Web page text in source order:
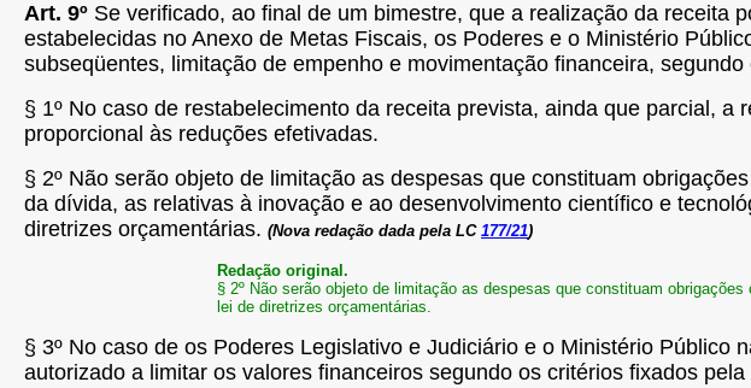
Art. 9º Se verificado, ao final de um bimestre, que a realização da receita
estabelecidas no Anexo de Metas Fiscais, os Poderes e o Ministério
subseqüentes, limitação de empenho e movimentação financeira,
§ 1º No caso de restabelecimento da receita prevista, ainda que parcial,
proporcional às reduções efetivadas.
§ 2º Não serão objeto de limitação as despesas que constituam
da dívida, as relativas à inovação e ao desenvolvimento científico e
diretrizes orçamentárias. (Nova redação dada pela LC 177/21)
Redação original.
§ 2º Não serão objeto de limitação as despesas que constituam
lei de diretrizes orçamentárias.
§ 3º No caso de os Poderes Legislativo e Judiciário e o Ministério Público
autorizado a limitar os valores financeiros segundo os critérios fixados